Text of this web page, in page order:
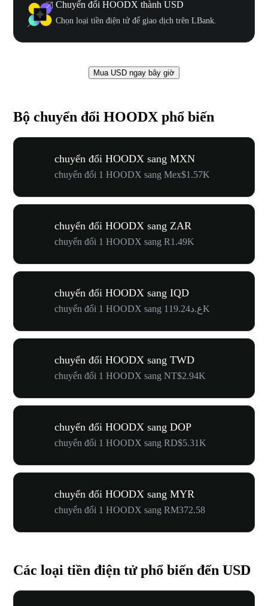
Chuyển đổi HOODX thành USD
Chọn loại tiền điện tử để giao dịch trên LBank.
Mua USD ngay bây giờ
Bộ chuyển đổi HOODX phổ biến
chuyển đổi HOODX sang MXN
chuyển đổi 1 HOODX sang Mex$1.57K
chuyển đổi HOODX sang ZAR
chuyển đổi 1 HOODX sang R1.49K
chuyển đổi HOODX sang IQD
chuyển đổi 1 HOODX sang ع.د119.24K
chuyển đổi HOODX sang TWD
chuyển đổi 1 HOODX sang NT$2.94K
chuyển đổi HOODX sang DOP
chuyển đổi 1 HOODX sang RD$5.31K
chuyển đổi HOODX sang MYR
chuyển đổi 1 HOODX sang RM372.58
Các loại tiền điện tử phổ biến đến USD